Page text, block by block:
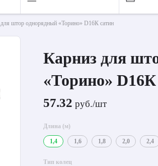
штор однорядный «Торино» D16К сатин
Карниз для
«Торино» D16К
57.32 руб./шт
Длина (м)
1,4 1,6 1,8 2,0 2,4
Тип колец